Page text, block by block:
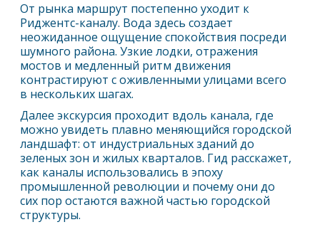
От рынка маршрут постепенно уходит к
Риджентс-каналу. Вода здесь создает
неожиданное ощущение спокойствия посреди
шумного района. Узкие лодки, отражения
мостов и медленный ритм движения
контрастируют с оживленными улицами всего
в нескольких шагах.
Далее экскурсия проходит вдоль канала, где
можно увидеть плавно меняющийся городской
ландшафт: от индустриальных зданий до
зеленых зон и жилых кварталов. Гид расскажет,
как каналы использовались в эпоху
промышленной революции и почему они до
сих пор остаются важной частью городской
структуры.